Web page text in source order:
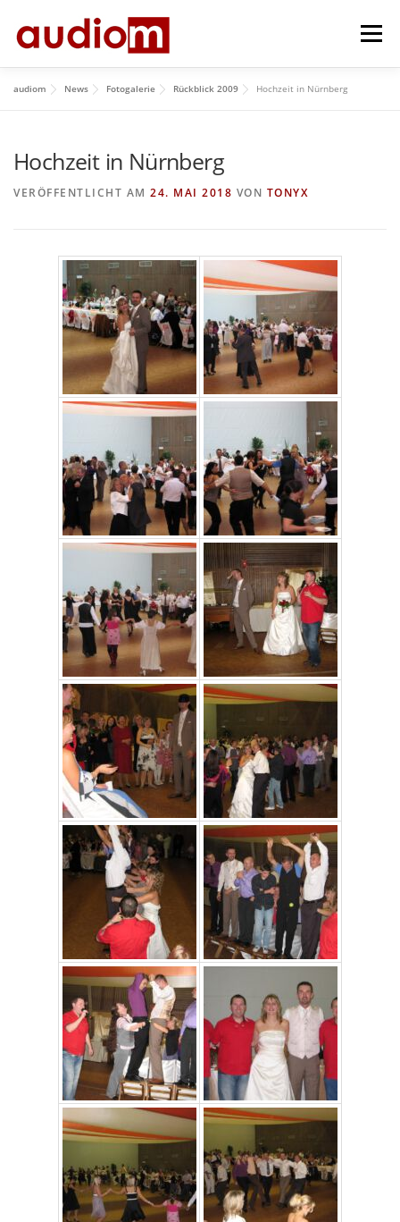
Inhalt
springen
Menü
HISTORY IMPRESSUM GÄSTEBUCH
audiom News Fotogalerie Rückblick 2009 Hochzeit in Nürnberg
Hochzeit in Nürnberg
VERÖFFENTLICHT AM 24. MAI 2018 VON TONYX